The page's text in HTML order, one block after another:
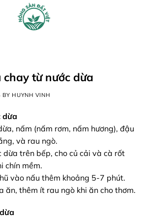
từ nước dừa
BY HUYNH VINH
dừa
nấm (nấm rơm, nấm hương), đậu
và rau ngò.
dừa trên bếp, cho củ cải và cà rốt
chín mềm.
vào nấu thêm khoảng 5-7 phút.
ăn, thêm ít rau ngò khi ăn cho thơm.